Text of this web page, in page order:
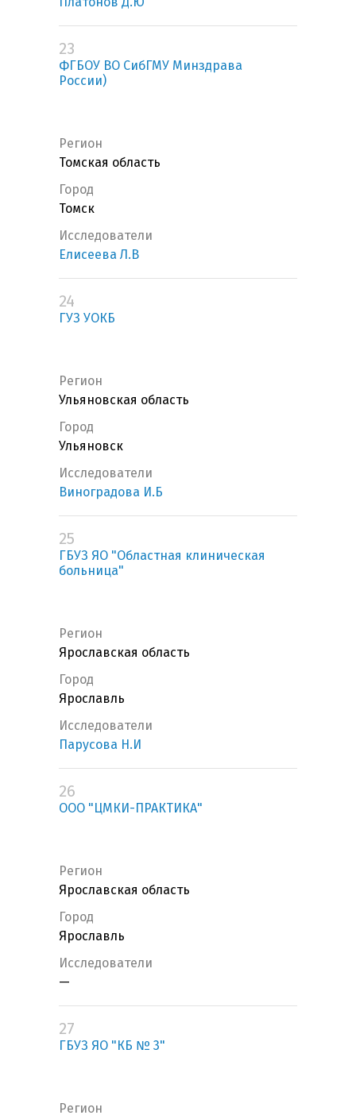
23
ФГБОУ ВО СибГМУ Минздрава
России)
Регион
Томская область
Город
Томск
Исследователи
Елисеева Л.В
24
ГУЗ УОКБ
Регион
Ульяновская область
Город
Ульяновск
Исследователи
Виноградова И.Б
25
ГБУЗ ЯО "Областная клиническая
больница"
Регион
Ярославская область
Город
Ярославль
Исследователи
Парусова Н.И
26
ООО "ЦМКИ-ПРАКТИКА"
Регион
Ярославская область
Город
Ярославль
Исследователи
—
27
ГБУЗ ЯО "КБ № 3"
Регион